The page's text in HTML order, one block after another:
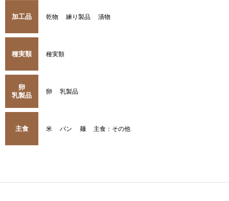
加工品 乾物 練り製品 漬物
種実類 種実類
卵
乳製品
卵 乳製品
主食 米 パン 麺 主食：その他